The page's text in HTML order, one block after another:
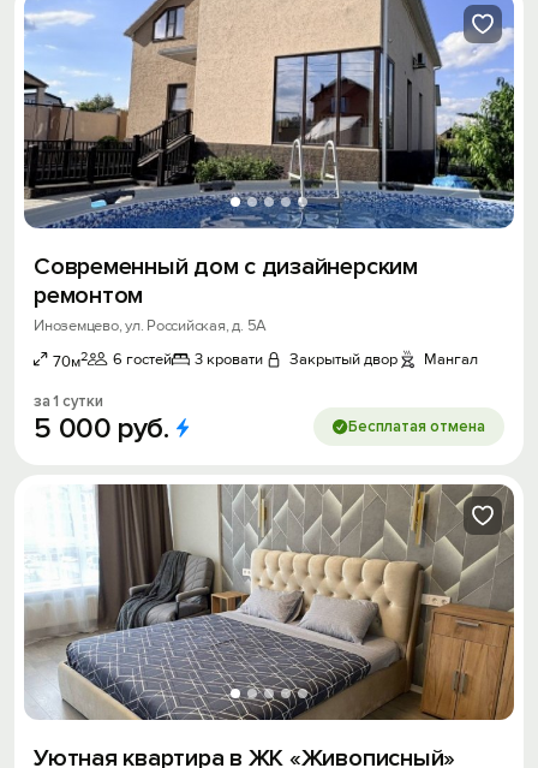
Современный дом c дизайнерским
ремонтом
Иноземцево, ул. Российская, д. 5А
70м2 6 гостей 3 кровати Закрытый двор Мангал
за 1 сутки
5 000 руб. Бесплатая отмена
Уютная квартира в ЖК «Живописный»